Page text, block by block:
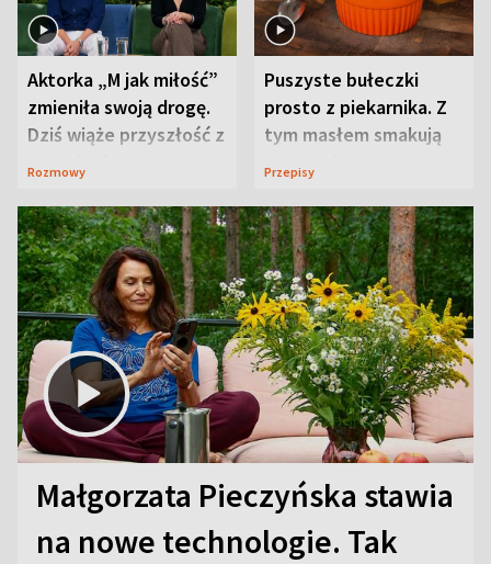
Aktorka „M jak miłość”
zmieniła swoją drogę.
Dziś wiąże przyszłość z
neurobiologią
Rozmowy
Puszyste bułeczki
prosto z piekarnika. Z
tym masłem smakują
jeszcze lepiej
Przepisy
Małgorzata Pieczyńska stawia
na nowe technologie. Tak